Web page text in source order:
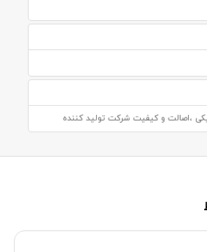
،اصالت و کیفیت شرکت تولید کننده